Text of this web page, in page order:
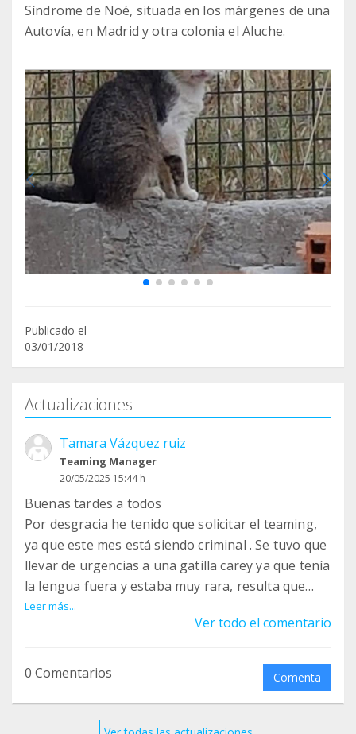
Síndrome de Noé, situada en los márgenes de una
Autovía, en Madrid y otra colonia el Aluche.
Publicado el
03/01/2018
Actualizaciones
Tamara Vázquez ruiz
Teaming Manager
20/05/2025 15:44 h
Buenas tardes a todos
Por desgracia he tenido que solicitar el teaming,
ya que este mes está siendo criminal . Se tuvo que
llevar de urgencias a una gatilla carey ya que tenía
la lengua fuera y estaba muy rara, resulta que
tiene la boca mal y se la tiene que quitar la
mayoría de los dientes , y una muela se soltó sola ,
que llevar ya que estaba cojo , seguramente de
pelearse o de una mala caída, lo importante es
Leer más...
Ver todo el comentario
0 Comentarios Comenta